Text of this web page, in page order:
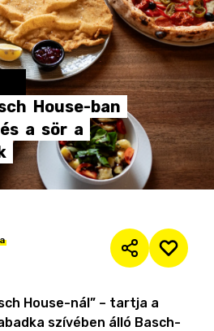
House-ban
és a sör a
House-nál” – tartja a
szívében álló Basch-